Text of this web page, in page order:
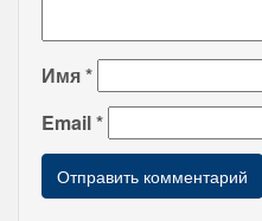
Имя*
Email*